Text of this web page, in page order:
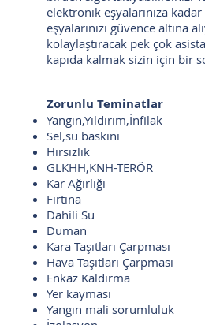
elektronik eşyalarınıza
eşyalarınızı güvence altına
kolaylaştıracak pek çok
kapıda kalmak sizin için bir
Zorunlu Teminatlar
Yangın,Yıldırım,İnfilak
Sel,su baskını
Hırsızlık
GLKHH,KNH-TERÖR
Kar Ağırlığı
Fırtına
Dahili Su
Duman
Kara Taşıtları Çarpması
Hava Taşıtları Çarpması
Enkaz Kaldırma
Yer kayması
Yangın mali sorumluluk